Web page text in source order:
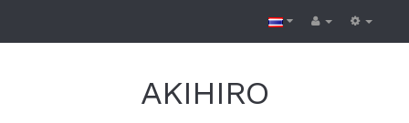
AKIHIRO